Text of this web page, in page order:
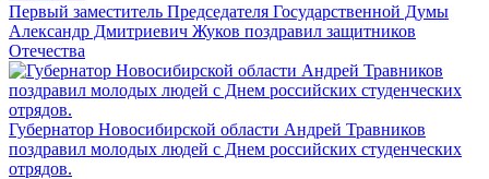
Первый заместитель Председателя Государственной Думы
Александр Дмитриевич Жуков поздравил защитников
Отечества
Губернатор Новосибирской области Андрей Травников
поздравил молодых людей с Днем российских студенческих
отрядов.